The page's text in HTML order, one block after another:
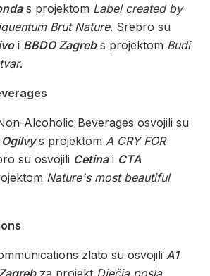
s projektom Label created by
Brut Nature. Srebro su
i BBDO Zagrebs projektom Budi
.
Alcoholic Beverages osvojili su
s projektom A CRY FOR
su osvojili Cetinai CTA
Nature's most beautiful
zlato su osvojili A1
za projekt Dječja posla.